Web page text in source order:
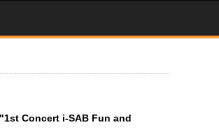
Concert i-SAB Fun and